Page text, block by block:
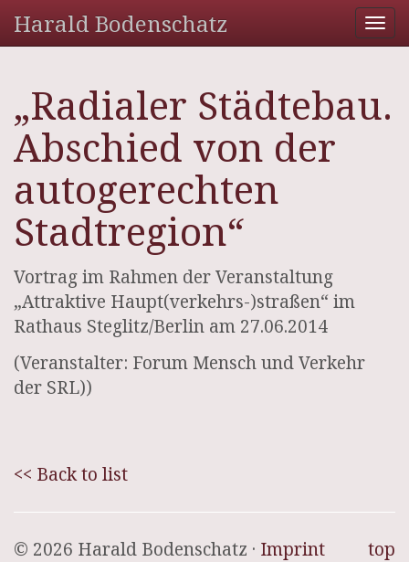
Harald Bodenschatz
„Radialer Städtebau.
Abschied von der
autogerechten
Stadtregion“
Vortrag im Rahmen der Veranstaltung
„Attraktive Haupt(verkehrs-)straßen“ im
Rathaus Steglitz/Berlin am 27.06.2014
(Veranstalter: Forum Mensch und Verkehr
der SRL))
<< Back to list
top
© 2026 Harald Bodenschatz · Imprint